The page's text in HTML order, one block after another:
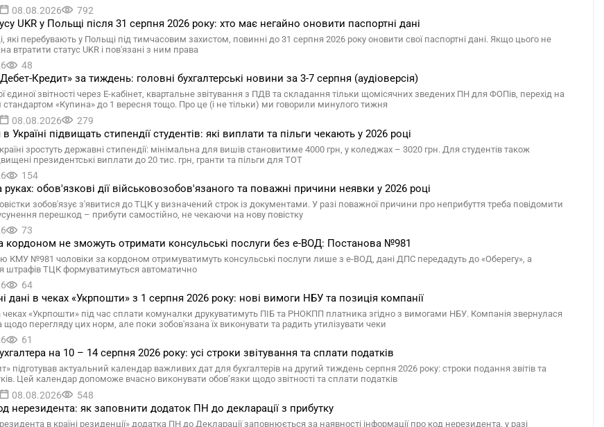
08.08.2026 792
UKR у Польщі після 31 серпня 2026 року: хто має негайно оновити паспортні дані
які перебувають у Польщі під тимчасовим захистом, повинні до 31 серпня 2026 року оновити свої паспортні дані. Якщо цього не
втратити статус UKR і пов'язані з ним права
48
Кредит» за тиждень: головні бухгалтерські новини за 3-7 серпня (аудіоверсія)
єдиної звітності через Е-кабінет, квартальне звітування з ПДВ та складання тільки щомісячних зведених ПН для ФОПів, перехід на
«Купина» до 1 вересня тощо. Про це (і не тільки) ми говорили минулого тижня
08.08.2026 279
Україні підвищать стипендії студентів: які виплати та пільги чекають у 2026 році
зростуть державні стипендії: мінімальна для вишів становитиме 4000 грн, у коледжах – 3020 грн. Для студентів також
президентські виплати до 20 тис. грн, гранти та пільги для ТОТ
154
руках: обов'язкові дії військовозобов'язаного та поважні причини неявки у 2026 році
зобов'язує з'явитися до ТЦК у визначений строк із документами. У разі поважної причини про неприбуття треба повідомити
перешкод – прибути самостійно, не чекаючи на нову повістку
73
кордоном не зможуть отримати консульські послуги без е-ВОД: Постанова №981
КМУ №981 чоловіки за кордоном отримуватимуть консульські послуги лише з е-ВОД, дані ДПС передадуть до «Оберегу», а
штрафів ТЦК формуватимуться автоматично
64
дані в чеках «Укрпошти» з 1 серпня 2026 року: нові вимоги НБУ та позиція компанії
«Укрпошти» під час сплати комуналки друкуватимуть ПІБ та РНОКПП платника згідно з вимогами НБУ. Компанія звернулася
щодо перегляду цих норм, але поки зобов'язана їх виконувати та радить утилізувати чеки
61
на 10 – 14 серпня 2026 року: усі строки звітування та сплати податків
підготував актуальний календар важливих дат для бухгалтерів на другий тиждень серпня 2026 року: строки подання звітів та
Цей календар допоможе вчасно виконувати обов’язки щодо звітності та сплати податків
08.08.2026 548
нерезидента: як заповнити додаток ПН до декларації з прибутку
в країні резиденції» додатка ПН до Декларації заповнюється за наявності інформації про код нерезидента, у разі